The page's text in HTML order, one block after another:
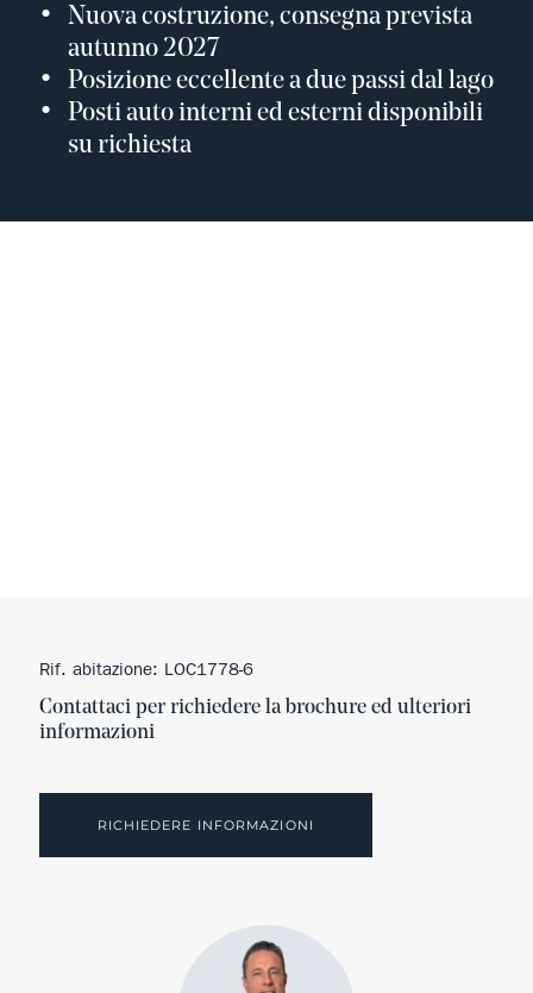
Nuova costruzione, consegna prevista
autunno 2027
Posizione eccellente a due passi dal lago
Posti auto interni ed esterni disponibili
su richiesta
Rif. abitazione: LOC1778-6
Contattaci per richiedere la brochure ed ulteriori
informazioni
RICHIEDERE INFORMAZIONI